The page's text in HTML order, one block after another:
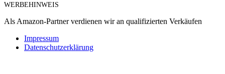
WERBEHINWEIS
Als Amazon-Partner verdienen wir an qualifizierten Verkäufen
Impressum
Datenschutzerklärung